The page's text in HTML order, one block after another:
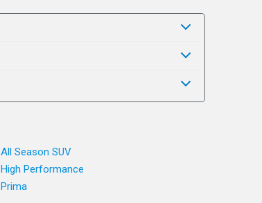
All Season SUV
High Performance
Prima